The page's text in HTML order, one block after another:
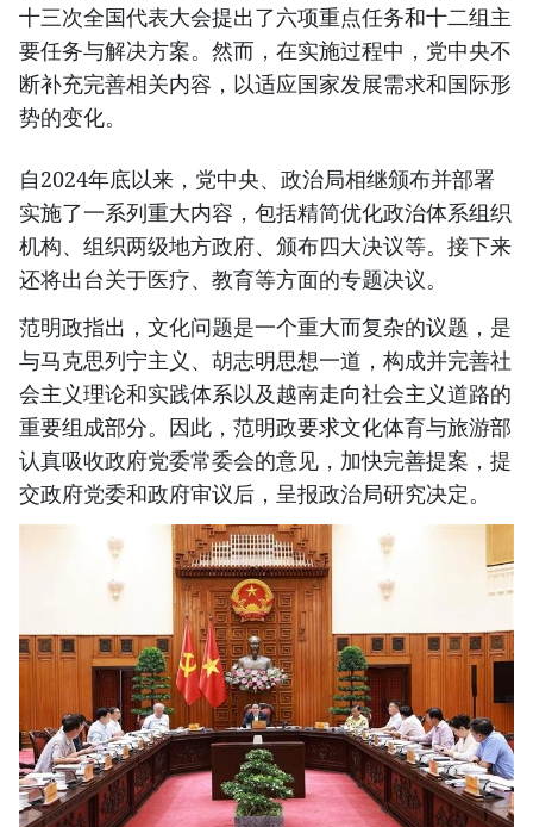
十三次全国代表大会提出了六项重点任务和十二组主
要任务与解决方案。然而，在实施过程中，党中央不
断补充完善相关内容，以适应国家发展需求和国际形
势的变化。
自2024年底以来，党中央、政治局相继颁布并部署
实施了一系列重大内容，包括精简优化政治体系组织
机构、组织两级地方政府、颁布四大决议等。接下来
还将出台关于医疗、教育等方面的专题决议。
范明政指出，文化问题是一个重大而复杂的议题，是
与马克思列宁主义、胡志明思想一道，构成并完善社
会主义理论和实践体系以及越南走向社会主义道路的
重要组成部分。因此，范明政要求文化体育与旅游部
认真吸收政府党委常委会的意见，加快完善提案，提
交政府党委和政府审议后，呈报政治局研究决定。